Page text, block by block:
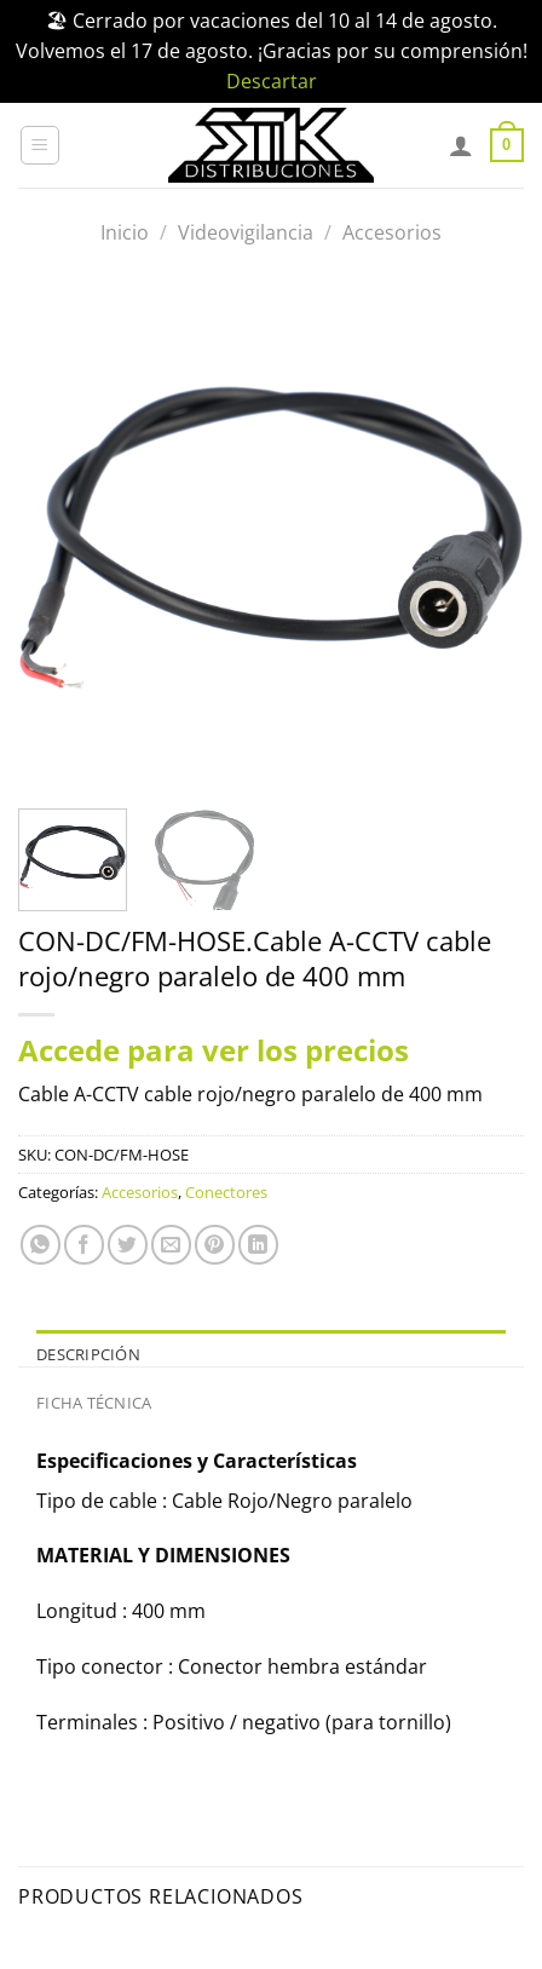
🏖️ Cerrado por vacaciones del 10 al 14 de agosto.
Volvemos el 17 de agosto. ¡Gracias por su comprensión!
Descartar
0
Inicio / Videovigilancia / Accesorios
CON-DC/FM-HOSE.Cable A-CCTV cable
rojo/negro paralelo de 400 mm
Accede para ver los precios
Cable A-CCTV cable rojo/negro paralelo de 400 mm
SKU:CON-DC/FM-HOSE
Categorías:Accesorios,Conectores
DESCRIPCIÓN
FICHA TÉCNICA
Especificaciones y Características
Tipo de cable : Cable Rojo/Negro paralelo
MATERIAL Y DIMENSIONES
Longitud : 400 mm
Tipo conector : Conector hembra estándar
Terminales : Positivo / negativo (para tornillo)
PRODUCTOS RELACIONADOS